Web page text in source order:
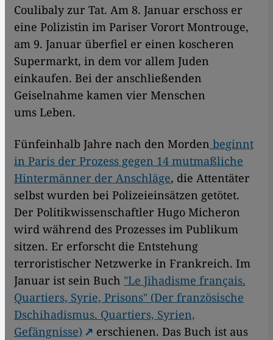
Coulibaly zur Tat. Am 8. Januar erschoss er
eine Polizistin im Pariser Vorort Montrouge,
am 9. Januar überfiel er einen koscheren
Supermarkt, in dem vor allem Juden
einkaufen. Bei der anschließenden
Geiselnahme kamen vier Menschen
ums Leben.
Fünfeinhalb Jahre nach den Morden beginnt
in Paris der Prozess gegen 14 mutmaßliche
Hintermänner der Anschläge, die Attentäter
selbst wurden bei Polizeieinsätzen getötet.
Der Politikwissenschaftler Hugo Micheron
wird während des Prozesses im Publikum
sitzen. Er erforscht die Entstehung
terroristischer Netzwerke in Frankreich. Im
Januar ist sein Buch "Le Jihadisme français.
Quartiers, Syrie, Prisons" (Der französische
Dschihadismus. Quartiers, Syrien,
Gefängnisse)
erschienen. Das Buch ist aus